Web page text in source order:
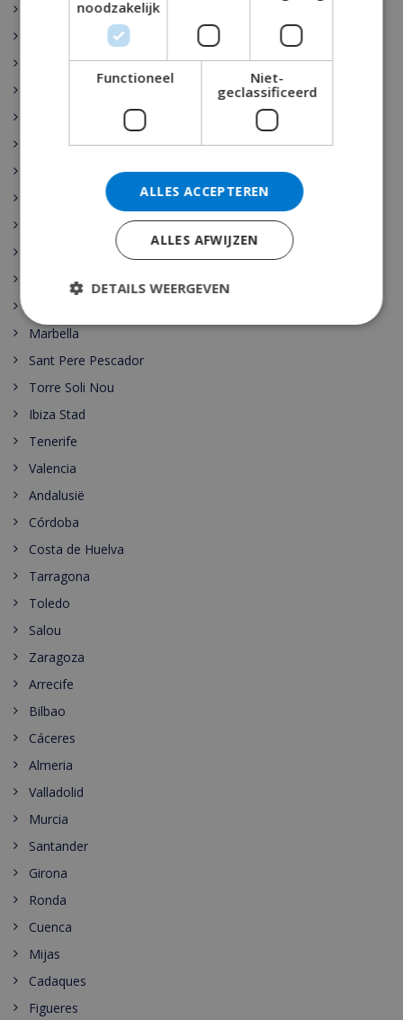
Sant Josep de sa Talaia
Vidreres
Santa Cristina de Aro
Pollensa
Cala Vadella
Marbella
Sant Pere Pescador
Torre Soli Nou
Ibiza Stad
Tenerife
Valencia
Andalusië
Córdoba
Costa de Huelva
Tarragona
Toledo
Salou
Zaragoza
Arrecife
Bilbao
Cáceres
Almeria
Valladolid
Murcia
Santander
Girona
Ronda
Cuenca
Mijas
Cadaques
Figueres
noodzakelijk
Functioneel
Niet-
geclassificeerd
ALLES ACCEPTEREN
ALLES AFWIJZEN
DETAILS WEERGEVEN